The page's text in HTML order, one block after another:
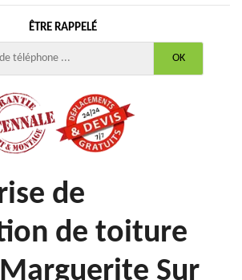
ÊTRE RAPPELÉ
de
de toiture
Sur